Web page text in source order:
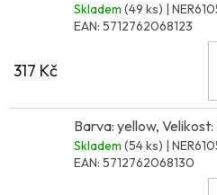
Skladem (49 ks) |
EAN: 5712762068123
317 Kč
Barva: yellow,
Skladem (54 ks) |
EAN: 5712762068130